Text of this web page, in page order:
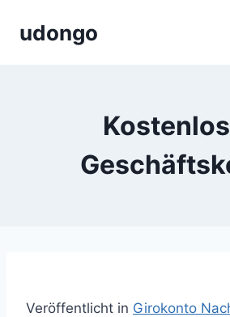
Inhaltudongo
Veröffentlicht in Girokonto